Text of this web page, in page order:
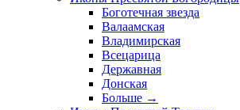
Боготечная звезда
Валаамская
Владимирская
Всецарица
Державная
Донская
Больше →